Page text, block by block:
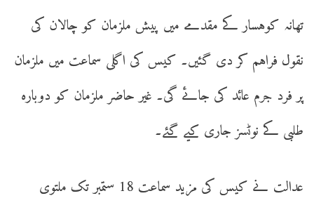
تھانہ کوہسار کے مقدمے میں پیش ملزمان کو چالان کی
نقول فراہم کر دی گئیں۔ کیس کی اگلی سماعت میں ملزمان
پر فرد جرم عائد کی جائے گی۔ غیر حاضر ملزمان کو دوبارہ
طلبی کے نوٹسز جاری کیے گئے۔
عدالت نے کیس کی مزید سماعت 18 ستمبر تک ملتوی